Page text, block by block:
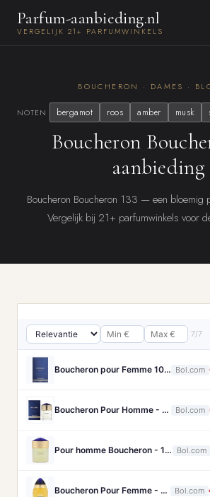
Parfum-aanbieding.nl
VERGELIJK 21+ PARFUMWINKELS
BOUCHERON · DAMES ·
NOTEN bergamot roos amber musk
Boucheron
aanbieding
Boucheron Boucheron 133 — een bloemig
Vergelijk bij 21+ parfumwinkels voor
7/7
Boucheron pour Femme 100 ml Eau de Parfum - Damesparfum Bol.com
Boucheron Pour Homme - 100ml - Eau de toilette Bol.com
Pour homme Boucheron - 100 ml - Eau de parfum Bol.com
Boucheron Pour Femme - 100ml - Eau de toilette Bol.com